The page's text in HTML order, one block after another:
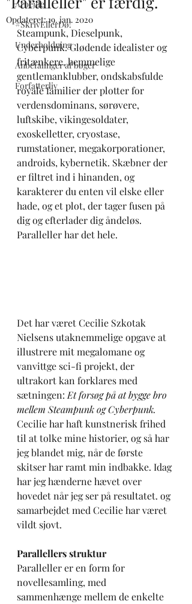
Arbejde
#SkrivEllerDø!
Underholdning
Anbefalinger af bøger
Forfatterliv
Opdateret:19. jan. 2020
Steampunk, Dieselpunk,
Cyberpunk. Glødende idealister og
fritænkere, hemmelige
gentlemanklubber, ondskabsfulde
royale familier der plotter for
verdensdominans, sørøvere,
luftskibe, vikingesoldater,
exoskelletter, cryostase,
rumstationer, megakorporationer,
androids, kybernetik. Skæbner der
er filtret ind i hinanden, og
karakterer du enten vil elske eller
hade, og et plot, der tager fusen på
dig og efterlader dig åndeløs.
Paralleller har det hele.
Det har været Cecilie Szkotak
Nielsens utaknemmelige opgave at
illustrere mit megalomane og
vanvittge sci-fi projekt, der
ultrakort kan forklares med
sætningen: Et forsøg på at bygge bro
mellem Steampunk og Cyberpunk.
Cecilie har haft kunstnerisk frihed
til at tolke mine historier, og så har
jeg blandet mig, når de første
skitser har ramt min indbakke. Idag
har jeg hænderne hævet over
hovedet når jeg ser på resultatet. og
samarbejdet med Cecilie har været
vildt sjovt.
Parallellers struktur
Paralleller er en form for
novellesamling, med
sammenhænge mellem de enkelte